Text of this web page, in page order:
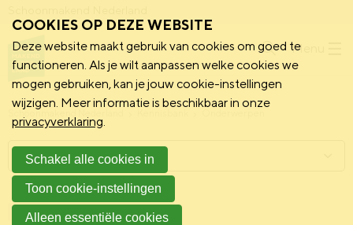
Menu
Schoonmakend Nederland
Praktijk 7 augustus 2023
Menu
COOKIES OP DEZE WEBSITE
Deze website maakt gebruik van cookies om goed te
functioneren. Als je wilt aanpassen welke cookies we
mogen gebruiken, kan je jouw cookie-instellingen
wijzigen. Meer informatie is beschikbaar in onze
privacyverklaring.
Schakel alle cookies in
Toon cookie-instellingen
Alleen essentiële cookies